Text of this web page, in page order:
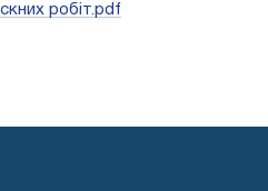
робіт.pdf